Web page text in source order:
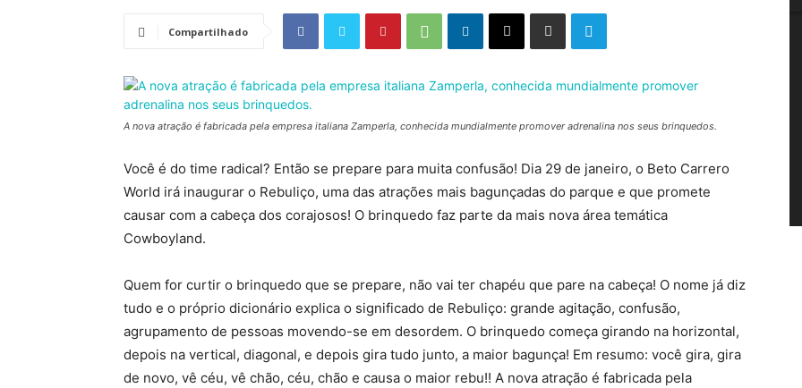
Compartilhado
A nova atração é fabricada pela empresa italiana Zamperla, conhecida mundialmente promover adrenalina nos seus brinquedos.
Você é do time radical? Então se prepare para muita confusão! Dia 29 de janeiro, o Beto Carrero
World irá inaugurar o Rebuliço, uma das atrações mais bagunçadas do parque e que promete
causar com a cabeça dos corajosos! O brinquedo faz parte da mais nova área temática
Cowboyland.
Quem for curtir o brinquedo que se prepare, não vai ter chapéu que pare na cabeça! O nome já diz
tudo e o próprio dicionário explica o significado de Rebuliço: grande agitação, confusão,
agrupamento de pessoas movendo-se em desordem. O brinquedo começa girando na horizontal,
depois na vertical, diagonal, e depois gira tudo junto, a maior bagunça! Em resumo: você gira, gira
de novo, vê céu, vê chão, céu, chão e causa o maior rebu!! A nova atração é fabricada pela